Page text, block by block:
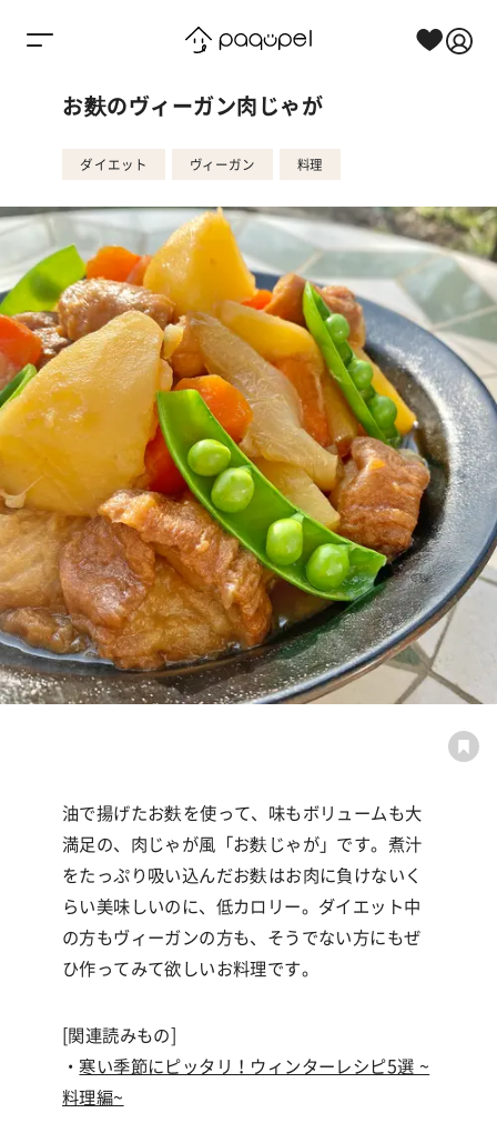
お麩のヴィーガン肉じゃが
ダイエット ヴィーガン 料理
油で揚げたお麩を使って、味もボリュームも大
満足の、肉じゃが風「お麩じゃが」です。煮汁
をたっぷり吸い込んだお麩はお肉に負けないく
らい美味しいのに、低カロリー。ダイエット中
の方もヴィーガンの方も、そうでない方にもぜ
ひ作ってみて欲しいお料理です。
[関連読みもの]
・ 寒い季節にピッタリ！ウィンターレシピ5選 ~
料理編~